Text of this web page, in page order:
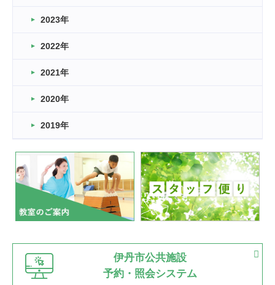
卒業・卒園の季節★
2026.03.11
緑ケ丘体育館
2022.11.03
緑ケ丘体育館
いたっぼーる大会☆彡
緑ケ丘体育館
2022.07.03
市内総合体育大会が開始
緑ケ丘体育館 猪名川運動広場
古池運動広場
2022.06.12
県知事杯争奪バレーボール大会が開催
緑ケ丘体育館
2023年
2022年
2021年
2020年
2019年
伊丹市公共施設
予約・照会システム